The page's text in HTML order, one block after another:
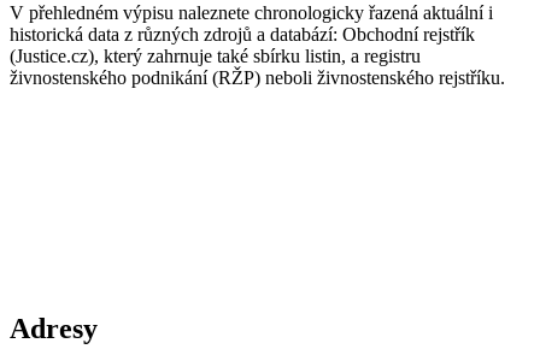
V přehledném výpisu naleznete chronologicky řazená aktuální i
historická data z různých zdrojů a databází: Obchodní rejstřík
(Justice.cz), který zahrnuje také sbírku listin, a registru
živnostenského podnikání (RŽP) neboli živnostenského rejstříku.
Adresy